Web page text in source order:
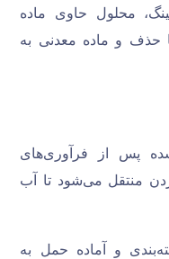
محلول حاوی ماده
حذف و ماده معدنی به
پس از فرآوری‌های
منتقل می‌شود تا آب
و آماده حمل به